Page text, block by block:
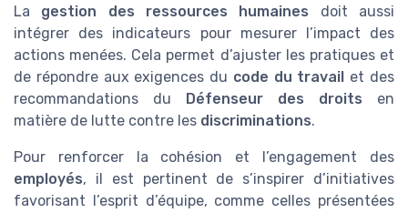
La gestion des ressources humaines doit aussi
intégrer des indicateurs pour mesurer l’impact des
actions menées. Cela permet d’ajuster les pratiques et
de répondre aux exigences du code du travail et des
recommandations du Défenseur des droits en
matière de lutte contre les discriminations.
Pour renforcer la cohésion et l’engagement des
employés, il est pertinent de s’inspirer d’initiatives
favorisant l’esprit d’équipe, comme celles présentées